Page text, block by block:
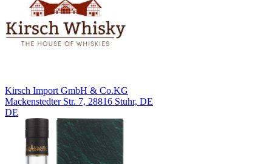
Kirsch Import GmbH & Co.KG
Mackenstedter Str. 7, 28816 Stuhr, DE
DE